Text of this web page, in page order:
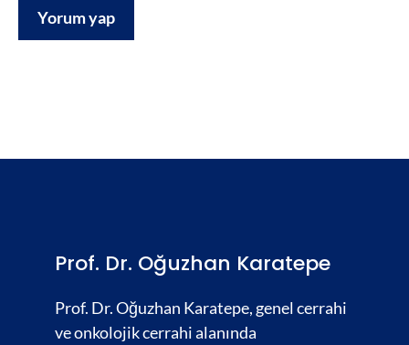
Prof. Dr. Oğuzhan Karatepe
Prof. Dr. Oğuzhan Karatepe, genel cerrahi
ve onkolojik cerrahi alanında